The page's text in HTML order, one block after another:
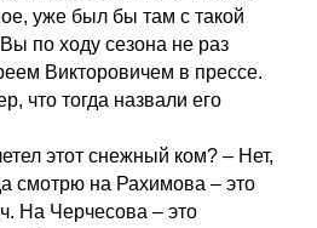
уже был бы там с такой
по ходу сезона не раз
Викторовичем в прессе.
что тогда назвали его
этот снежный ком? – Нет,
смотрю на Рахимова – это
На Черчесова – это